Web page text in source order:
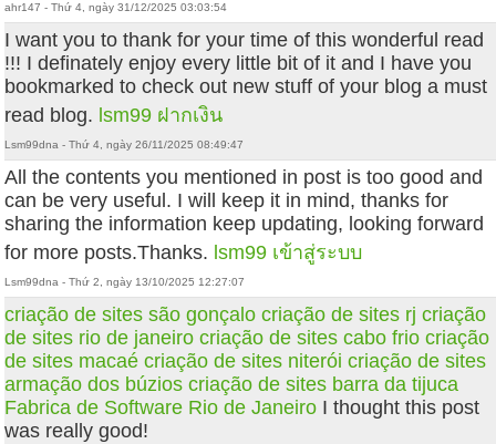
ahr147 - Thứ 4, ngày 31/12/2025 03:03:54
I want you to thank for your time of this wonderful read
!!! I definately enjoy every little bit of it and I have you
bookmarked to check out new stuff of your blog a must
read blog. lsm99 ฝากเงิน
Lsm99dna - Thứ 4, ngày 26/11/2025 08:49:47
All the contents you mentioned in post is too good and
can be very useful. I will keep it in mind, thanks for
sharing the information keep updating, looking forward
for more posts.Thanks. lsm99 เข้าสู่ระบบ
Lsm99dna - Thứ 2, ngày 13/10/2025 12:27:07
criação de sites são gonçalo criação de sites rj criação
de sites rio de janeiro criação de sites cabo frio criação
de sites macaé criação de sites niterói criação de sites
armação dos búzios criação de sites barra da tijuca
Fabrica de Software Rio de Janeiro I thought this post
was really good!